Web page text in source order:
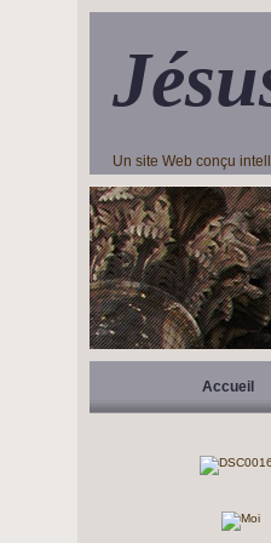
Un site Web conçu
Accueil